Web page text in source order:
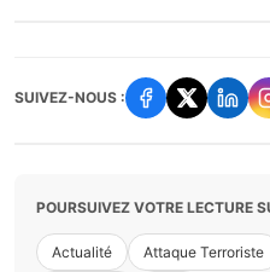
SUIVEZ-NOUS :
POURSUIVEZ VOTRE LECTURE
Actualité Attaque Terroriste